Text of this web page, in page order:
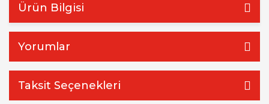
Ürün Bilgisi
Yorumlar
Taksit Seçenekleri